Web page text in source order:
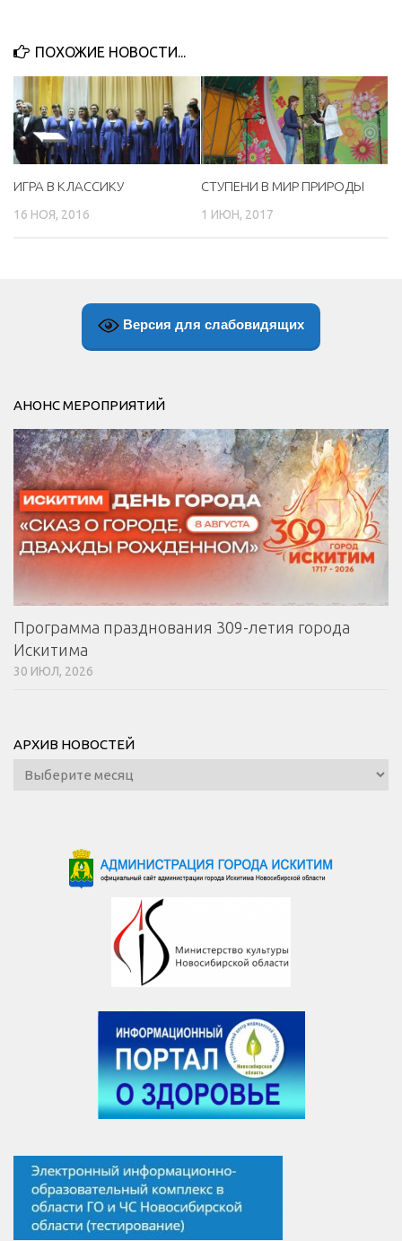
ПОХОЖИЕ НОВОСТИ...
ИГРА В КЛАССИКУ
16 НОЯ, 2016
СТУПЕНИ В МИР ПРИРОДЫ
1 ИЮН, 2017
Версия для слабовидящих
АНОНС МЕРОПРИЯТИЙ
Программа празднования 309-летия города
Искитима
30 ИЮЛ, 2026
АРХИВ НОВОСТЕЙ
Архив
новостей